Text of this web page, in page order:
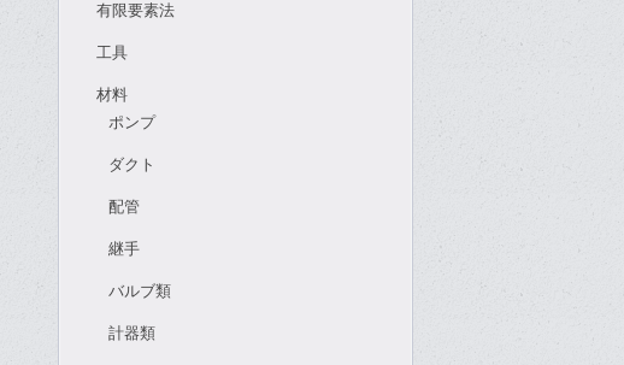
有限要素法
工具
材料
ポンプ
ダクト
配管
継手
バルブ類
計器類